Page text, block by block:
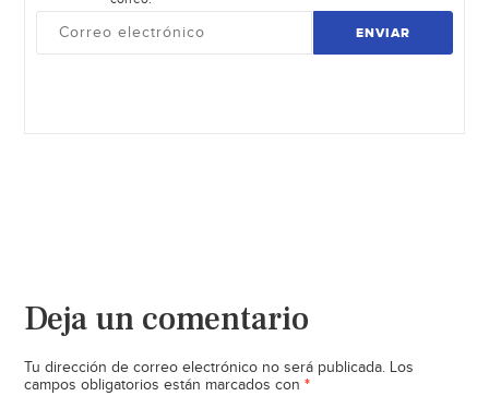
ENVIAR
Deja un comentario
Tu dirección de correo electrónico no será publicada. Los
campos obligatorios están marcados con *